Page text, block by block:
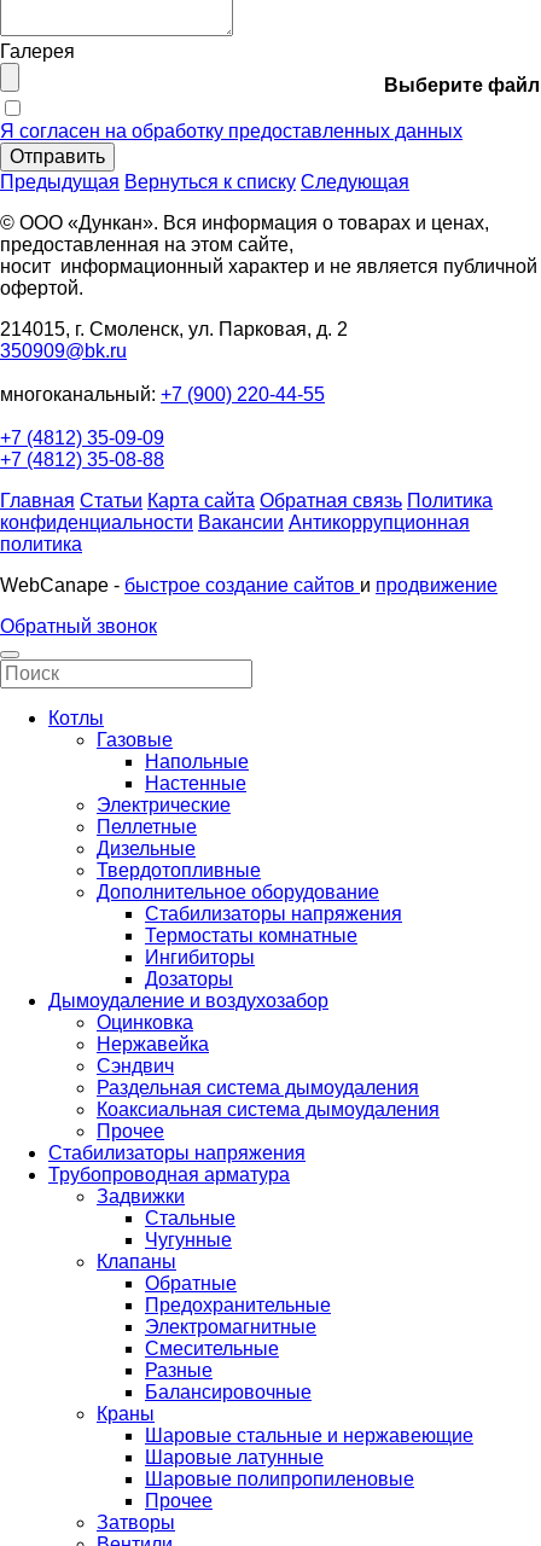
Галерея
Выберите файл
Я согласен на обработку предоставленных данных
Отправить
Предыдущая Вернуться к списку Следующая
© ООО «Дункан». Вся информация о товарах и ценах,
предоставленная на этом сайте,
носит информационный характер и не является публичной
офертой.
214015, г. Смоленск, ул. Парковая, д. 2
350909@bk.ru
многоканальный: +7 (900) 220-44-55
+7 (4812) 35-09-09
+7 (4812) 35-08-88
Главная Статьи Карта сайта Обратная связь Политика
конфиденциальности Вакансии Антикоррупционная
политика
WebCanape - быстрое создание сайтов и продвижение
Обратный звонок
Котлы
Газовые
Напольные
Настенные
Электрические
Пеллетные
Дизельные
Твердотопливные
Дополнительное оборудование
Стабилизаторы напряжения
Термостаты комнатные
Ингибиторы
Дозаторы
Дымоудаление и воздухозабор
Оцинковка
Нержавейка
Сэндвич
Раздельная система дымоудаления
Коаксиальная система дымоудаления
Прочее
Стабилизаторы напряжения
Трубопроводная арматура
Задвижки
Стальные
Чугунные
Клапаны
Обратные
Предохранительные
Электромагнитные
Смесительные
Разные
Балансировочные
Краны
Шаровые стальные и нержавеющие
Шаровые латунные
Шаровые полипропиленовые
Прочее
Затворы